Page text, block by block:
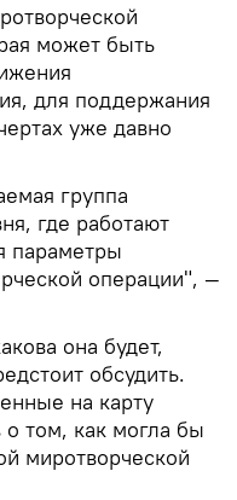
может быть
для поддержания
уже давно
группа
где работают
параметры
операции", —
она будет,
обсудить.
на карту
том, как могла бы
миротворческой